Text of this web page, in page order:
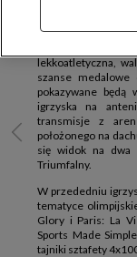
Najważniejsze
lekkoatletyczna,
szanse medalowe
pokazywane
igrzyska na
transmisje z
położonego na
się widok na dwa
Triumfalny.
W przededniu
tematyce
Glory i Paris: La
Sports Made
tajniki sztafety